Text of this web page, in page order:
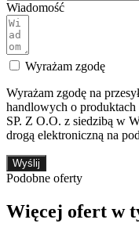
Wiadomość
Wyrażam zgodę
Wyrażam zgodę na
handlowych o
SP. Z O.O. z siedzibą w
drogą elektroniczną na
Wyślij
Podobne oferty
Więcej ofert w